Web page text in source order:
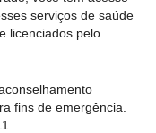
serviços de saúde
licenciados pelo
fins de emergência.